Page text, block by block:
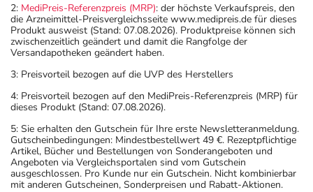
2: MediPreis-Referenzpreis (MRP): der höchste Verkaufspreis, den
die Arzneimittel-Preisvergleichsseite www.medipreis.de für dieses
Produkt ausweist (Stand: 07.08.2026). Produktpreise können sich
zwischenzeitlich geändert und damit die Rangfolge der
Versandapotheken geändert haben.
3: Preisvorteil bezogen auf die UVP des Herstellers
4: Preisvorteil bezogen auf den MediPreis-Referenzpreis (MRP) für
dieses Produkt (Stand: 07.08.2026).
5: Sie erhalten den Gutschein für Ihre erste Newsletteranmeldung.
Gutscheinbedingungen: Mindestbestellwert 49 €. Rezeptpflichtige
Artikel, Bücher und Bestellungen von Sonderangeboten und
Angeboten via Vergleichsportalen sind vom Gutschein
ausgeschlossen. Pro Kunde nur ein Gutschein. Nicht kombinierbar
mit anderen Gutscheinen, Sonderpreisen und Rabatt-Aktionen.